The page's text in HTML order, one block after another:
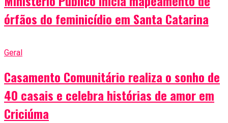
órfãos do feminicídio em Santa Catarina
Geral
Casamento Comunitário realiza o sonho de
40 casais e celebra histórias de amor em
Criciúma